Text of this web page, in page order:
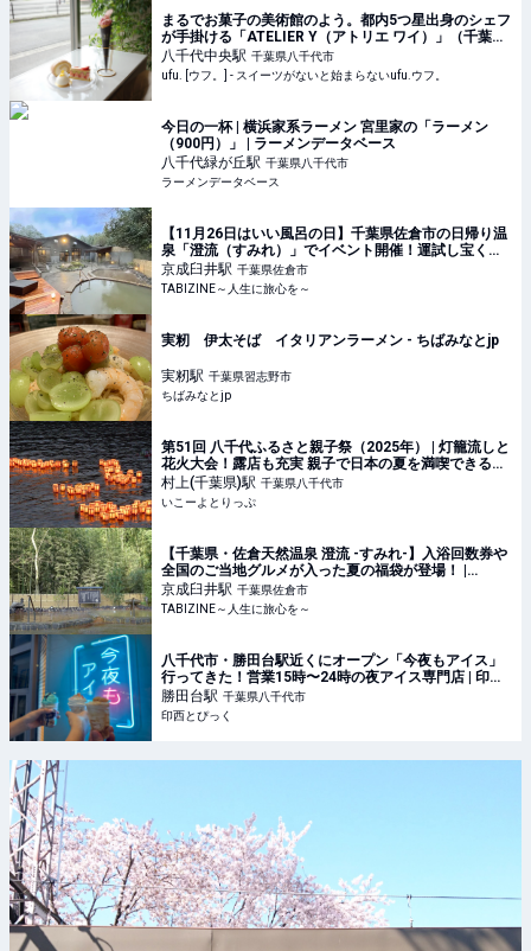
まるでお菓子の美術館のよう。都内5つ星出身のシェフ
が手掛ける「ATELIER Y（アトリエ ワイ）」（千葉・
八千代）の魅力とは - ufu. [ウフ。]
八千代中央駅 千葉県八千代市
ufu. [ウフ。] - スイーツがないと始まらないufu.ウフ。
今日の一杯 | 横浜家系ラーメン 宮里家の「ラーメン
（900円）」 | ラーメンデータベース
八千代緑が丘駅 千葉県八千代市
ラーメンデータベース
【11月26日はいい風呂の日】千葉県佐倉市の日帰り温
泉「澄流（すみれ）」でイベント開催！運試し宝くじ
やペア招待券が当たる | TABIZINE～人生に旅心を～
京成臼井駅 千葉県佐倉市
TABIZINE～人生に旅心を～
実籾 伊太そば イタリアンラーメン - ちばみなとjp
実籾駅 千葉県習志野市
ちばみなとjp
第51回 八千代ふるさと親子祭（2025年） | 灯籠流しと
花火大会！露店も充実 親子で日本の夏を満喫できる祭
り | 千葉県八千代市 | いこーよとりっぷ
村上(千葉県)駅 千葉県八千代市
いこーよとりっぷ
【千葉県・佐倉天然温泉 澄流 -すみれ-】入浴回数券や
全国のご当地グルメが入った夏の福袋が登場！ |
TABIZINE～人生に旅心を～
京成臼井駅 千葉県佐倉市
TABIZINE～人生に旅心を～
八千代市・勝田台駅近くにオープン「今夜もアイス」
行ってきた！営業15時〜24時の夜アイス専門店 | 印西
とぴっく
勝田台駅 千葉県八千代市
印西とぴっく